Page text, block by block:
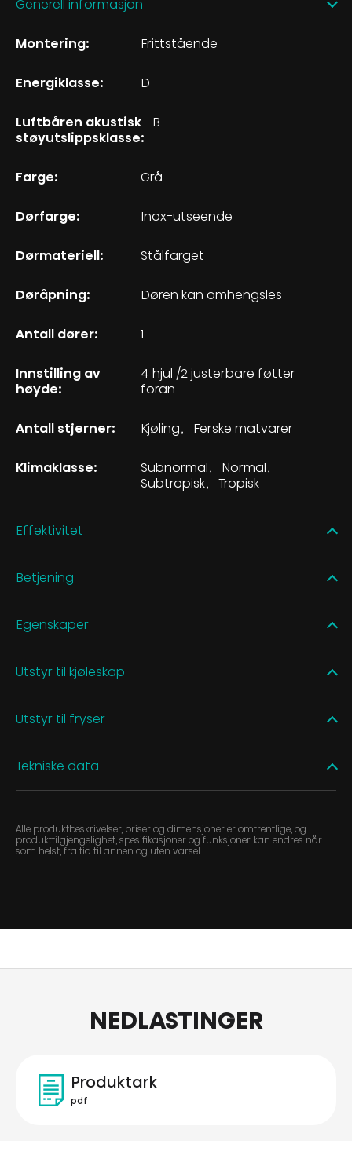
Generell informasjon
Montering: Frittstående
Energiklasse: D
Luftbåren akustisk
støyutslippsklasse:
B
Farge: Grå
Dørfarge: Inox-utseende
Dørmateriell: Stålfarget
Døråpning: Døren kan omhengsles
Antall dører: 1
Innstilling av
høyde:
4 hjul /2 justerbare føtter
foran
Antall stjerner: Kjøling Ferske matvarer
Klimaklasse: Subnormal
Normal
Subtropisk Tropisk
Effektivitet
Betjening
Egenskaper
Utstyr til kjøleskap
Utstyr til fryser
Tekniske data
Alle produktbeskrivelser, priser og dimensjoner er omtrentlige, og
produkttilgjengelighet, spesifikasjoner og funksjoner kan endres når
som helst, fra tid til annen og uten varsel.
NEDLASTINGER
Produktark
pdf